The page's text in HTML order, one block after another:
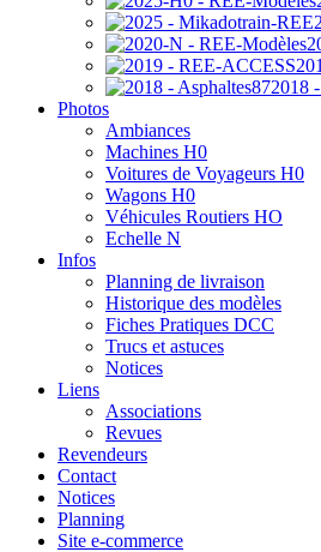
2018
Photos
Ambiances
Machines H0
Voitures de Voyageurs H0
Wagons H0
Véhicules Routiers HO
Echelle N
Infos
Planning de livraison
Historique des modèles
Fiches Pratiques DCC
Trucs et astuces
Notices
Liens
Associations
Revues
Revendeurs
Contact
Notices
Planning
Site e-commerce